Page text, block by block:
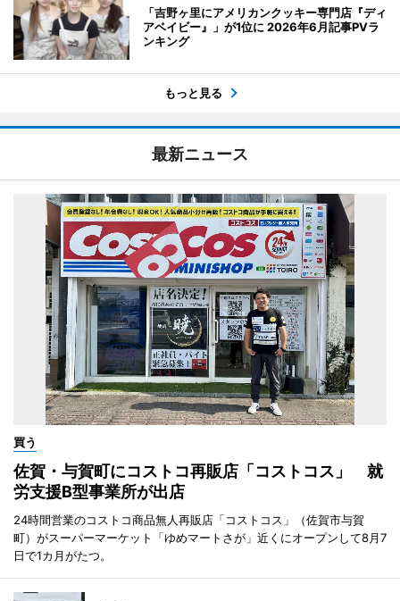
「吉野ヶ里にアメリカンクッキー専門店『ディ
アベイビー』」が1位に 2026年6月記事PVラ
ンキング
もっと見る
最新ニュース
買う
佐賀・与賀町にコストコ再販店「コストコス」 就
労支援B型事業所が出店
24時間営業のコストコ商品無人再販店「コストコス」（佐賀市与賀
町）がスーパーマーケット「ゆめマートさが」近くにオープンして8月7
日で1カ月がたつ。